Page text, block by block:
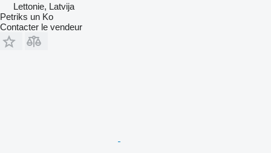
Lettonie, Latvija
Petriks un Ko
Contacter le vendeur